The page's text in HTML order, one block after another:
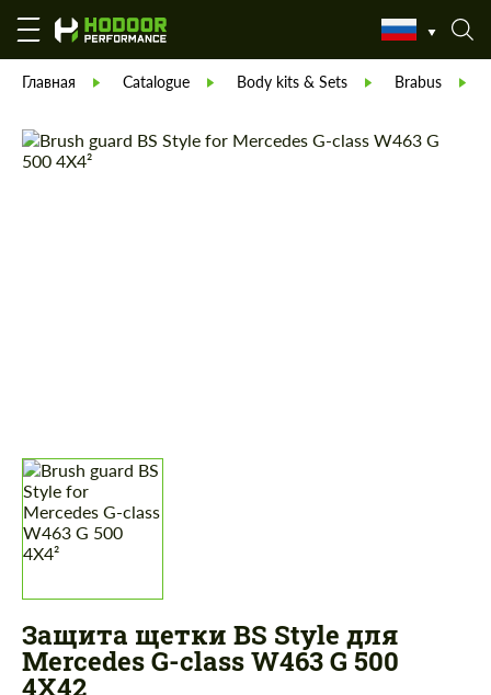
Главная Catalogue Body kits & Sets Brabus
Защита щетки BS Style для
Mercedes G-class W463 G 500
4X42